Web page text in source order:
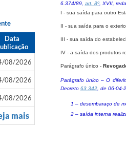
Data
08/2026
08/2026
08/2026
mais
6.374/89, art. 8º, XVII,
I - sua saída para outro
II - sua saída para o
III - sua saída do
IV - a saída dos produtos
Parágrafo único -
Parágrafo único – O
Decreto 63.342, de 06-04-
1 – desembaraço de
2 – saída interna